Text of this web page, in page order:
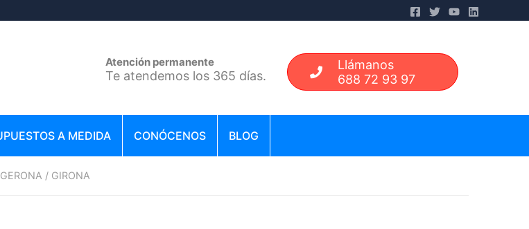
Atención permanente
Te atendemos los 365 días.
Llámanos
688 72 93 97
A MEDIDA CONÓCENOS BLOG
GERONA / GIRONA